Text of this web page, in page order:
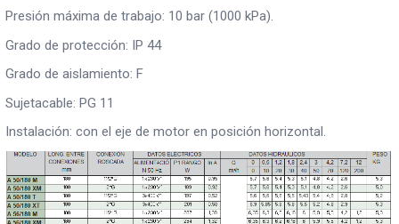
Presión máxima de trabajo: 10 bar (1000 kPa).
Grado de protección: IP 44
Grado de aislamiento: F
Sujetacable: PG 11
Instalación: con el eje de motor en posición horizontal.